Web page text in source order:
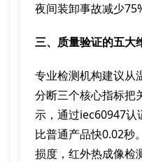
夜间装卸事故减少75%
三、质量验证的五大
专业检测机构建议从
分断三个核心指标把
示，通过iec60947认
比普通产品快0.02秒
损度，红外热成像检